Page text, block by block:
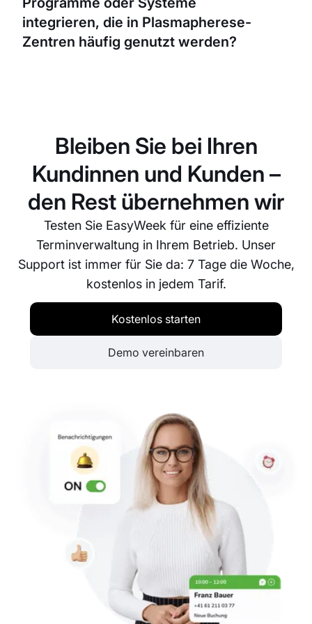
gehen, damit Sie frühzeitig planen und
nachbestellen können.
integrieren, die in Plasmapherese-
Zentren häufig genutzt werden?
Datenfluss zwischen unterschiedlichen Bereichen
Ihres Betriebs.
Bleiben Sie bei Ihren
Kundinnen und Kunden –
den Rest übernehmen wir
Testen Sie EasyWeek für eine effiziente
Terminverwaltung in Ihrem Betrieb. Unser
Support ist immer für Sie da: 7 Tage die Woche,
kostenlos in jedem Tarif.
Kostenlos starten
Demo vereinbaren